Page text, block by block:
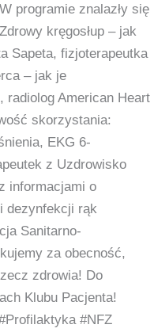
programie znalazły się
kręgosłup – jak
Sapeta, fizjoterapeutka
– jak je
radiolog American Heart
skorzystania:
EKG 6-
z Uzdrowisko
informacjami o
dezynfekcji rąk
Sanitarno-
za obecność,
zdrowia! Do
Klubu Pacjenta!
#NFZ